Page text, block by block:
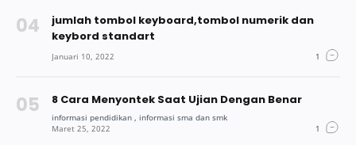
jumlah tombol keyboard,tombol numerik dan
keybord standart
8 Cara Menyontek Saat Ujian Dengan Benar